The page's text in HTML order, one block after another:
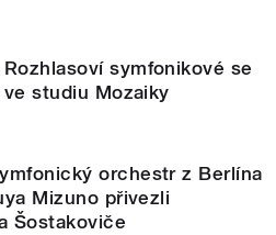
Rozhlasoví symfonikové se
studiu Mozaiky
orchestr z Berlína
Mizuno přivezli
Šostakoviče